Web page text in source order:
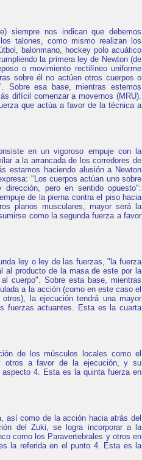
siempre nos indican que debemos
talones, como mismo realizan los
balonmano, hockey polo acuático
la primera ley de Newton (de
o movimiento rectilíneo uniforme
sobre él no actúen otros cuerpos o
Sobre esa base, mientras estemos
difícil comenzar a movernos (MRU).
que actúa a favor de la técnica a
en un vigoroso empuje con la
a la arrancada de los corredores de
estamos haciendo alusión a Newton
"Los cuerpos actúan uno sobre
pero en sentido opuesto":
de la pierna contra el piso hacia
planos musculares, mayor será la
como la segunda fuerza a favor
ley o ley de las fuerzas, "la fuerza
al producto de la masa de este por la
cuerpo". Sobre esta base, mientras
a la acción (como en este caso el
la ejecución tendrá una mayor
fuerzas actuantes. Esta es la cuarta
de los músculos locales como el
otros a favor de la ejecución, y su
4. Esta es la quinta fuerza en
así como de la acción hacia atrás del
del Zuki, se logra incorporar a la
como los Paravertebrales y otros en
la referida en el punto 4. Esta es la